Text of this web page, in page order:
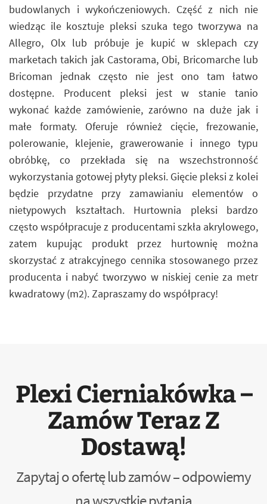
budowlanych i wykończeniowych. Część z nich nie
wiedząc ile kosztuje pleksi szuka tego tworzywa na
Allegro, Olx lub próbuje je kupić w sklepach czy
marketach takich jak Castorama, Obi, Bricomarche lub
Bricoman jednak często nie jest ono tam łatwo
dostępne. Producent pleksi jest w stanie tanio
wykonać każde zamówienie, zarówno na duże jak i
małe formaty. Oferuje również cięcie, frezowanie,
polerowanie, klejenie, grawerowanie i innego typu
obróbkę, co przekłada się na wszechstronność
wykorzystania gotowej płyty pleksi. Gięcie pleksi z kolei
będzie przydatne przy zamawianiu elementów o
nietypowych kształtach. Hurtownia pleksi bardzo
często współpracuje z producentami szkła akrylowego,
zatem kupując produkt przez hurtownię można
skorzystać z atrakcyjnego cennika stosowanego przez
producenta i nabyć tworzywo w niskiej cenie za metr
kwadratowy (m2). Zapraszamy do współpracy!
Plexi Cierniakówka –
Zamów Teraz Z
Dostawą!
Zapytaj o ofertę lub zamów – odpowiemy